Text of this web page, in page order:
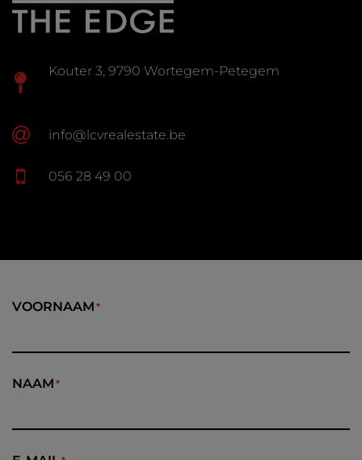
Kouter 3, 9790 Wortegem-Petegem
info@lcvrealestate.be
056 28 49 00
VOORNAAM
NAAM